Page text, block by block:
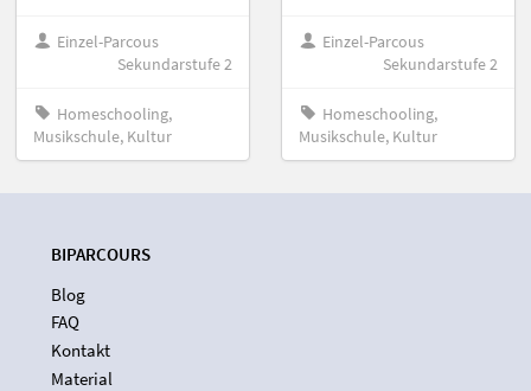
Einzel-Parcous
Sekundarstufe 2
Homeschooling,
Musikschule, Kultur
Einzel-Parcous
Sekundarstufe 2
Homeschooling,
Musikschule, Kultur
BIPARCOURS
Blog
FAQ
Kontakt
Material